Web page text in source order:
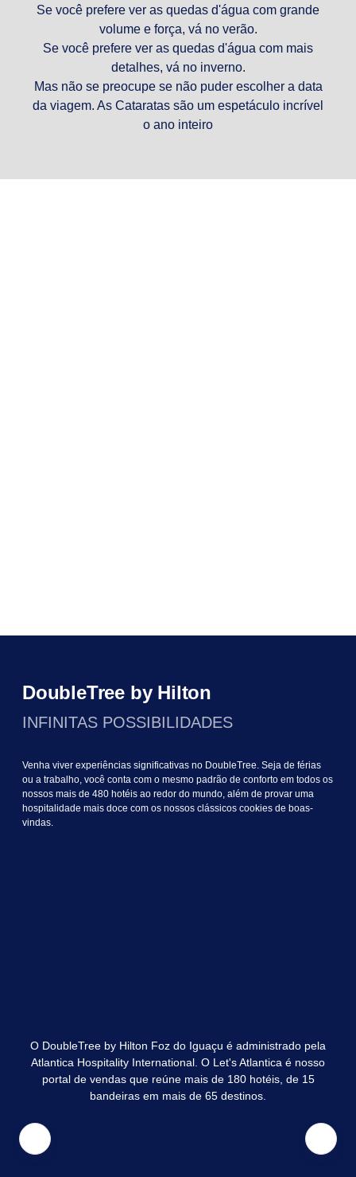
Se você prefere ver as quedas d'água com grande
volume e força, vá no verão.
Se você prefere ver as quedas d'água com mais
detalhes, vá no inverno.
Mas não se preocupe se não puder escolher a data
da viagem. As Cataratas são um espetáculo incrível
o ano inteiro
DoubleTree by Hilton
INFINITAS POSSIBILIDADES
Venha viver experiências significativas no DoubleTree. Seja de férias
ou a trabalho, você conta com o mesmo padrão de conforto em todos os
nossos mais de 480 hotéis ao redor do mundo, além de provar uma
hospitalidade mais doce com os nossos clássicos cookies de boas-
vindas.
O DoubleTree by Hilton Foz do Iguaçu é administrado pela
Atlantica Hospitality International. O Let's Atlantica é nosso
portal de vendas que reúne mais de 180 hotéis, de 15
bandeiras em mais de 65 destinos.